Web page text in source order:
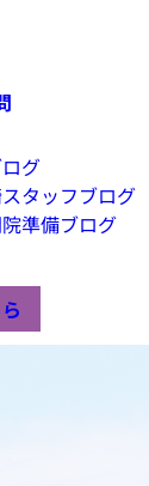
グ
タッフブログ
準備ブログ